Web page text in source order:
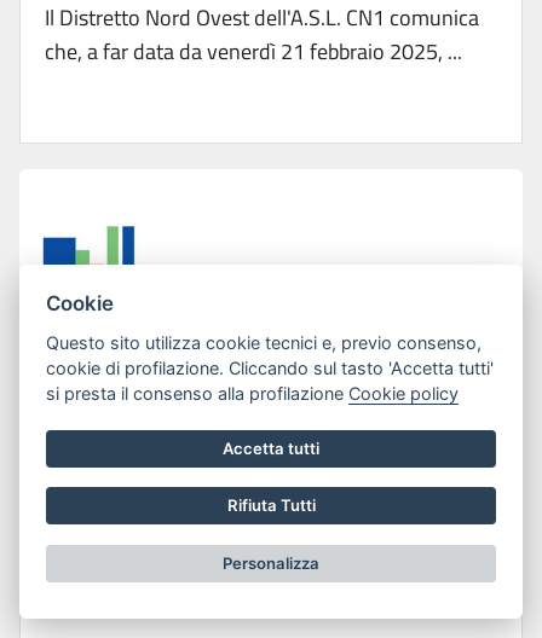
Il Distretto Nord Ovest dell'A.S.L. CN1 comunica
che, a far data da venerdì 21 febbraio 2025, ...
Lun 13 Gen 2025
LINEE GUIDA PER LA MACELLAZIONE
DI SUINI ED OVI-CAPRINI PER USO
Cookie
Questo sito utilizza cookie tecnici e, previo consenso,
cookie di profilazione. Cliccando sul tasto 'Accetta tutti'
si presta il consenso alla profilazione Cookie policy
Accetta tutti
Rifiuta Tutti
Personalizza